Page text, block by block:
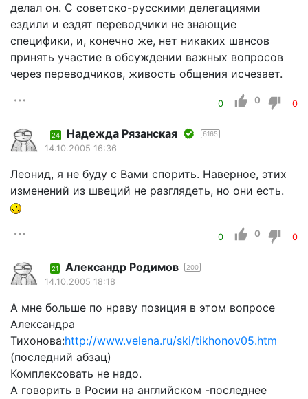
делал он. С советско-русскими делегациями
ездили и ездят переводчики не знающие
специфики, и, конечно же, нет никаких шансов
принять участие в обсуждении важных вопросов
через переводчиков, живость общения исчезает.
0 0 0
24 Надежда Рязанская 6165
14.10.2005 16:36
Леонид, я не буду с Вами спорить. Наверное, этих
изменений из швеций не разглядеть, но они есть.
0 0 0
21 Александр Родимов 200
14.10.2005 18:18
А мне больше по нраву позиция в этом вопросе
Александра
Тихонова:http://www.velena.ru/ski/tikhonov05.htm
(последний абзац)
Комплексовать не надо.
А говорить в Росии на английском -последнее